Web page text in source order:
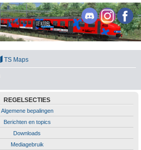
TS Maps
REGELSECTIES
Algemene bepalingen
Berichten en topics
Downloads
Mediagebruik